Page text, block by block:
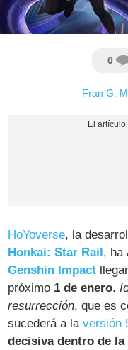
0
Fran G.
HoYoverse, la
Honkai: Star Rail, ha
Genshin Impact
próximo 1 de enero.
resurrección, que es
sucederá a laversión
decisiva dentro de